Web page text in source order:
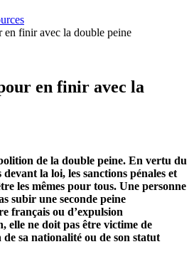
en finir avec la double peine
en finir avec la
de la double peine. En vertu du
la loi, les sanctions pénales et
les mêmes pour tous. Une personne
subir une seconde peine
français ou d’expulsion
elle ne doit pas être victime de
sa nationalité ou de son statut